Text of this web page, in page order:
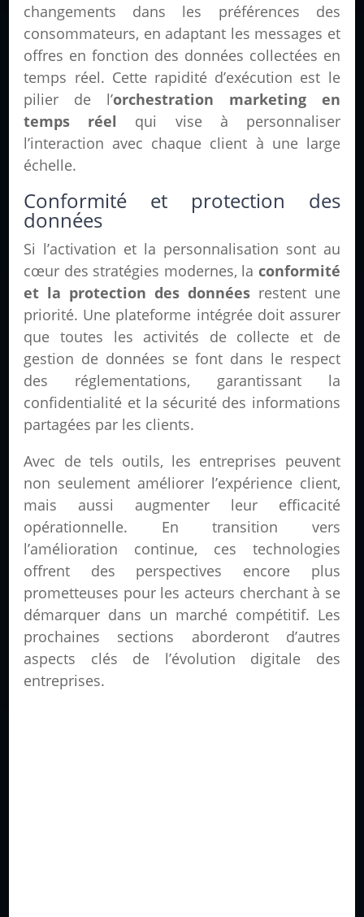
changements dans les préférences des
consommateurs, en adaptant les messages et
offres en fonction des données collectées en
temps réel. Cette rapidité d’exécution est le
pilier de l’orchestration marketing en
temps réel
qui vise à personnaliser
l’interaction avec chaque client à une large
échelle.
Conformité et protection des
données
Si l’activation et la personnalisation sont au
cœur des stratégies modernes, la conformité
et la protection des donnéesrestent une
priorité. Une plateforme intégrée doit assurer
que toutes les activités de collecte et de
gestion de données se font dans le respect
des réglementations, garantissant la
confidentialité et la sécurité des informations
partagées par les clients.
Avec de tels outils, les entreprises peuvent
non seulement améliorer l’expérience client,
mais aussi augmenter leur efficacité
opérationnelle. En transition vers
l’amélioration continue, ces technologies
offrent des perspectives encore plus
prometteuses pour les acteurs cherchant à se
démarquer dans un marché compétitif. Les
prochaines sections aborderont d’autres
aspects clés de l’évolution digitale des
entreprises.